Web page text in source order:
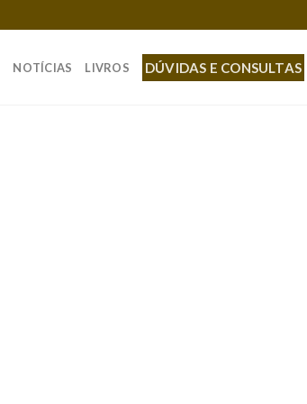
NOTÍCIAS LIVROS DÚVIDAS E CONSULTAS